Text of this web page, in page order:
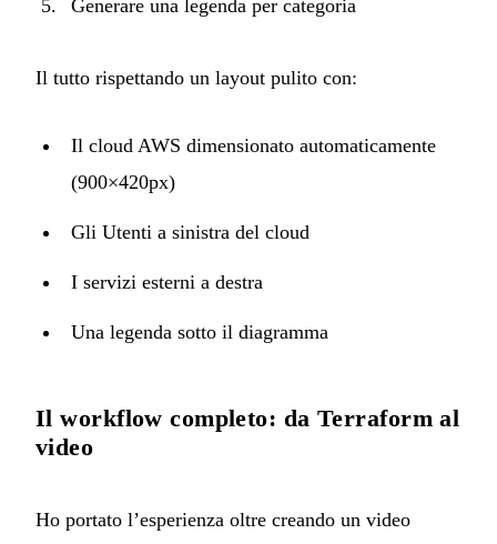
Generare una legenda per categoria
Il tutto rispettando un layout pulito con:
Il cloud AWS dimensionato automaticamente
(900×420px)
Gli Utenti a sinistra del cloud
I servizi esterni a destra
Una legenda sotto il diagramma
Il workflow completo: da Terraform al
video
Ho portato l’esperienza oltre creando un video